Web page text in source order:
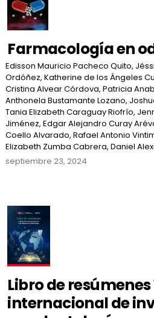
Farmacología en
Edisson Mauricio Pacheco Quito,
Ordóñez, Katherine de los Ángeles
Cristina Alvear Córdova, Patricia
Anthonela Bustamante Lozano,
Tania Elizabeth Caraguay Riofrío,
Jiménez, Edgar Alejandro Curay
Coello Alvarado, Rafael Antonio
Elizabeth Zumba Cabrera, Daniel
septiembre 23, 2024
Libro de
internacional de